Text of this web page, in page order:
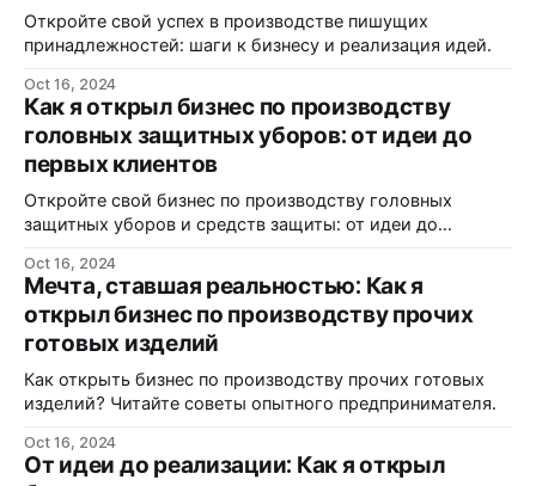
Откройте свой успех в производстве пишущих
принадлежностей: шаги к бизнесу и реализация идей.
Oct 16, 2024
Как я открыл бизнес по производству
головных защитных уборов: от идеи до
первых клиентов
Откройте свой бизнес по производству головных
защитных уборов и средств защиты: от идеи до
Oct 16, 2024
Мечта, ставшая реальностью: Как я
открыл бизнес по производству прочих
готовых изделий
Как открыть бизнес по производству прочих готовых
изделий? Читайте советы опытного предпринимателя.
Oct 16, 2024
От идеи до реализации: Как я открыл